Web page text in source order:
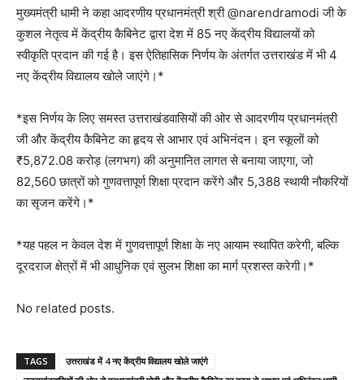
मुख्यमंत्री धामी ने कहा आदरणीय प्रधानमंत्री श्री @narendramodi जी के
कुशल नेतृत्व में केंद्रीय कैबिनेट द्वारा देश में 85 नए केंद्रीय विद्यालयों को
स्वीकृति प्रदान की गई है। इस ऐतिहासिक निर्णय के अंतर्गत उत्तराखंड में भी 4
नए केंद्रीय विद्यालय खोले जाएंगे।*
*इस निर्णय के लिए समस्त उत्तराखंडवासियों की ओर से आदरणीय प्रधानमंत्री
जी और केंद्रीय कैबिनेट का हृदय से आभार एवं अभिनंदन। इन स्कूलों को
₹5,872.08 करोड़ (लगभग) की अनुमानित लागत से बनाया जाएगा, जो
82,560 छात्रों को गुणवत्तापूर्ण शिक्षा प्रदान करेंगे और 5,388 स्थायी नौकरियों
का सृजन करेंगे।*
*यह पहल न केवल देश में गुणवत्तापूर्ण शिक्षा के नए आयाम स्थापित करेगी, बल्कि
दूरदराज क्षेत्रों में भी आधुनिक एवं सुलभ शिक्षा का मार्ग प्रशस्त करेगी।*
No related posts.
TAGS
उत्तराखंड में 4 नए केंद्रीय विद्यालय खोले जाएंगे